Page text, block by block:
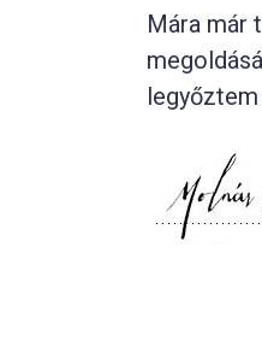
Mára már